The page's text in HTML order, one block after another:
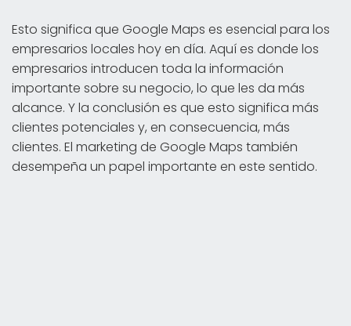
Esto significa que Google Maps es esencial para los
empresarios locales hoy en día. Aquí es donde los
empresarios introducen toda la información
importante sobre su negocio, lo que les da más
alcance. Y la conclusión es que esto significa más
clientes potenciales y, en consecuencia, más
clientes. El marketing de Google Maps también
desempeña un papel importante en este sentido.